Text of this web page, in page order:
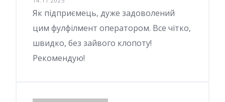
Як підприємець, дуже задоволений
цим фулфілмент оператором. Все чітко,
швидко, без зайвого клопоту!
Рекомендую!